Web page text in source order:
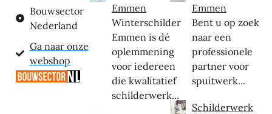
Bouwsector
Nederland
Ga naar onze
webshop
Emmen
Winterschilder
Emmen is dé
oplemmening
voor iedereen
die kwalitatief
schilderwerk...
Emmen
Bent u op zoek
naar een
professionele
partner voor
spuitwerk...
Schilderwerk